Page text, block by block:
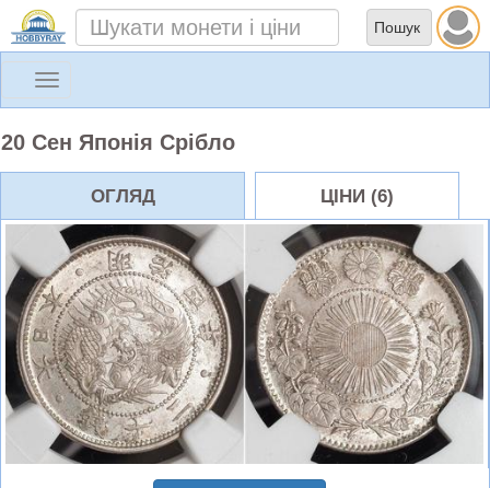
Toggle
20 Сен Японія Срібло
ОГЛЯД ЦІНИ (6)